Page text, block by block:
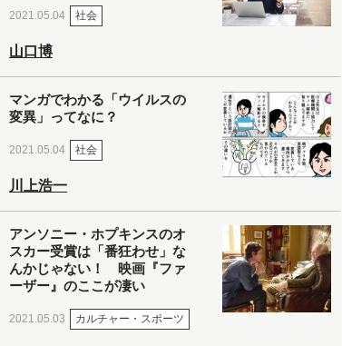
2021.05.04 社会
山口博
マンガでわかる「ウイルスの
変異」ってなに？
2021.05.04 社会
川上浩一
アンソニー・ホプキンスのオ
スカー受賞は「番狂わせ」な
んかじゃない！ 映画『ファ
ーザー』のここが凄い
2021.05.03 カルチャー・スポーツ